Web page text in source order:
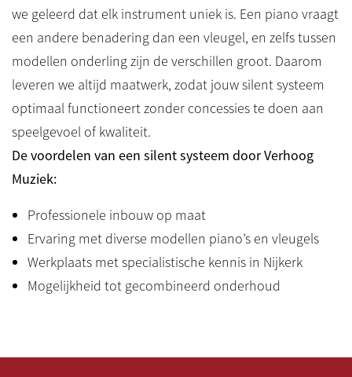
we geleerd dat elk instrument uniek is. Een piano vraagt
een andere benadering dan een vleugel, en zelfs tussen
modellen onderling zijn de verschillen groot. Daarom
leveren we altijd maatwerk, zodat jouw silent systeem
optimaal functioneert zonder concessies te doen aan
speelgevoel of kwaliteit.
De voordelen van een silent systeem door Verhoog
Muziek:
Professionele inbouw op maat
Ervaring met diverse modellen piano’s en vleugels
Werkplaats met specialistische kennis in Nijkerk
Mogelijkheid tot gecombineerd onderhoud